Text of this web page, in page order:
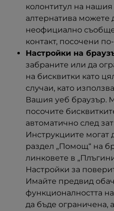
колонтитул на нашия
алтернатива можете
неофициално
контакт, посочени
Настройки на
забраните или да
на бисквитки като
случаи, като
Вашия уеб браузър.
посочите
автоматично след
Инструкциите могат
раздел „Помощ“ на
линковете в
Настройки за
Имайте предвид
функционалността
да бъде ограничена,